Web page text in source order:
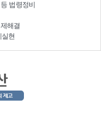
등 법령정비
해결
현